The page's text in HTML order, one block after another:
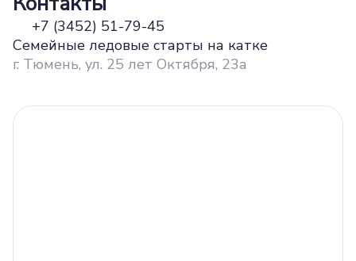
+7 (3452) 51-79-45
Семейные ледовые старты на катке
г. Тюмень, ул. 25 лет Октября, 23а